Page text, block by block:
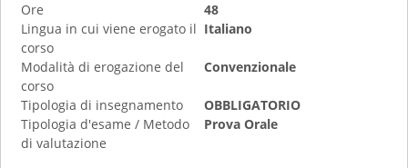
Ore
48
Lingua in cui viene erogato il
corso
Italiano
Modalità di erogazione del
corso
Convenzionale
Tipologia di insegnamento
OBBLIGATORIO
Tipologia d'esame / Metodo
di valutazione
Prova Orale